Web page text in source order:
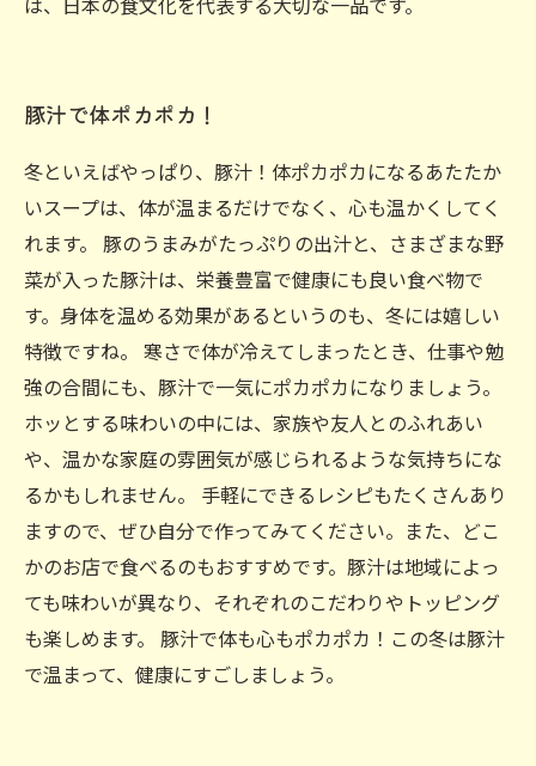
豚汁で体ポカポカ！
冬といえばやっぱり、豚汁！体ポカポカになるあたたか
いスープは、体が温まるだけでなく、心も温かくしてく
れます。 豚のうまみがたっぷりの出汁と、さまざまな野
菜が入った豚汁は、栄養豊富で健康にも良い食べ物で
す。身体を温める効果があるというのも、冬には嬉しい
特徴ですね。 寒さで体が冷えてしまったとき、仕事や勉
強の合間にも、豚汁で一気にポカポカになりましょう。
ホッとする味わいの中には、家族や友人とのふれあい
や、温かな家庭の雰囲気が感じられるような気持ちにな
るかもしれません。 手軽にできるレシピもたくさんあり
ますので、ぜひ自分で作ってみてください。また、どこ
かのお店で食べるのもおすすめです。豚汁は地域によっ
ても味わいが異なり、それぞれのこだわりやトッピング
も楽しめます。 豚汁で体も心もポカポカ！この冬は豚汁
で温まって、健康にすごしましょう。